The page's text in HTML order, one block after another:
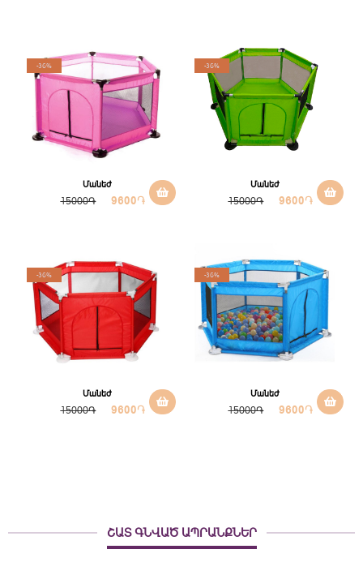
-36%
Մանեժ
15000֏ 9600֏
-36%
Մանեժ
15000֏ 9600֏
-36%
Մանեժ
15000֏ 9600֏
-36%
Մանեժ
15000֏ 9600֏
ՇԱՏ ԳՆՎԱԾ ԱՊՐԱՆՔՆԵՐ